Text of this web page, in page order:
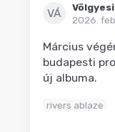
VÁ
2026.
Március
budapesti
új albuma.
rivers ablaze